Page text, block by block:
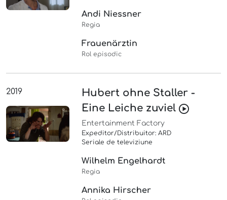
Andi Niessner
Regia
Frauenärztin
Rol episodic
2019
Hubert ohne Staller -
Eine Leiche zuviel
Entertainment Factory
Expeditor/Distribuitor: ARD
Seriale de televiziune
Wilhelm Engelhardt
Regia
Annika Hirscher